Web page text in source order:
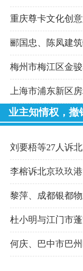
重庆尊卡文化创
郦国忠、陈凤建
梅州市梅江区金
上海市浦东新区
业主知情权，撤
刘要梧等27人诉
李榕诉北京玖玖
黎萍、成都银都
杜小明与江门市
何庆、巴中市巴